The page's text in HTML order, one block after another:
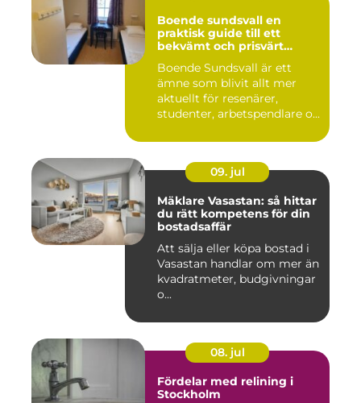
Boende sundsvall en
praktisk guide till ett
bekvämt och prisvärt
Boende Sundsvall är ett
ämne som blivit allt mer
aktuellt för resenärer,
studenter, arbetspendlare o...
09. jul
Mäklare Vasastan: så hittar
du rätt kompetens för din
bostadsaffär
Att sälja eller köpa bostad i
Vasastan handlar om mer än
kvadratmeter, budgivningar
o...
08. jul
Fördelar med relining i
Stockholm